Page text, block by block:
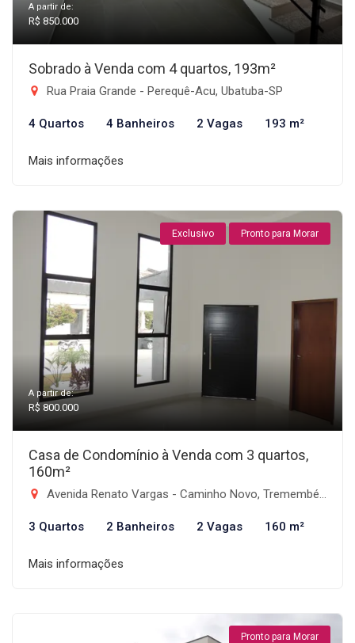
A partir de:
R$ 850.000
Sobrado à Venda com 4 quartos, 193m²
Rua Praia Grande - Perequê-Acu, Ubatuba-SP
4 Quartos 4 Banheiros 2 Vagas 193 m²
Mais informações
Exclusivo Pronto para Morar
A partir de:
R$ 800.000
Casa de Condomínio à Venda com 3 quartos,
160m²
Avenida Renato Vargas - Caminho Novo, Tremembé-SP
3 Quartos 2 Banheiros 2 Vagas 160 m²
Mais informações
Pronto para Morar